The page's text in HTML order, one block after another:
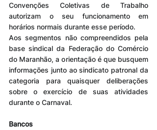
Convenções Coletivas de Trabalho
autorizam o seu funcionamento em
horários normais durante esse período.
Aos segmentos não compreendidos pela
base sindical da Federação do Comércio
do Maranhão, a orientação é que busquem
informações junto ao sindicato patronal da
categoria para quaisquer deliberações
sobre o exercício de suas atividades
durante o Carnaval.
Bancos